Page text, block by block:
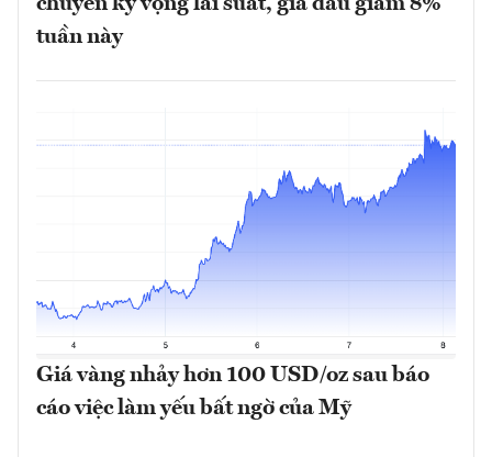
chuyển kỳ vọng lãi suất, giá dầu giảm 8%
tuần này
Giá vàng nhảy hơn 100 USD/oz sau báo
cáo việc làm yếu bất ngờ của Mỹ